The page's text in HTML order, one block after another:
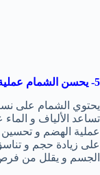
5- يحسن الشمام عملية الهضم
يحتوي الشمام على
تساعد الألياف و
عملية الهضم و
على زيادة حجم و
الجسم و يقلل من فرص